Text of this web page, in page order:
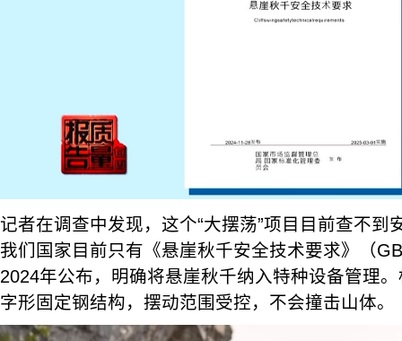
记者在调查中发现，这个“大摆荡”项目目前查不到
我们国家目前只有《悬崖秋千安全技术要求》（
2024年公布，明确将悬崖秋千纳入特种设备管理
字形固定钢结构，摆动范围受控，不会撞击山体。